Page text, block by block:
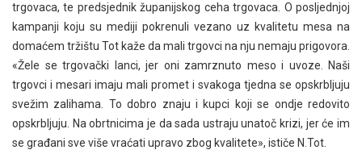
trgovaca, te predsjednik županijskog ceha trgovaca. O posljednjoj
kampanji koju su mediji pokrenuli vezano uz kvalitetu mesa na
domaćem tržištu Tot kaže da mali trgovci na nju nemaju prigovora.
«Žele se trgovački lanci, jer oni zamrznuto meso i uvoze. Naši
trgovci i mesari imaju mali promet i svakoga tjedna se opskrbljuju
svežim zalihama. To dobro znaju i kupci koji se ondje redovito
opskrbljuju. Na obrtnicima je da sada ustraju unatoč krizi, jer će im
se građani sve više vraćati upravo zbog kvalitete», ističe N.Tot.